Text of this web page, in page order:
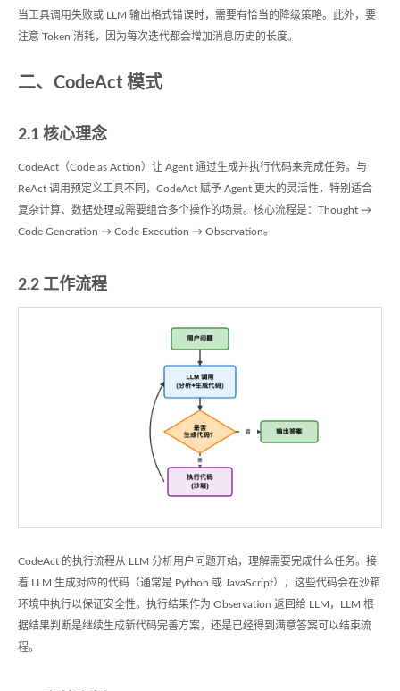
当工具调用失败或 LLM 输出格式错误时，需要有恰当的降级策略。此外，要
注意 Token 消耗，因为每次迭代都会增加消息历史的长度。
二、CodeAct 模式
2.1 核心理念
CodeAct（Code as Action）让 Agent 通过生成并执行代码来完成任务。与
ReAct 调用预定义工具不同，CodeAct 赋予 Agent 更大的灵活性，特别适合
复杂计算、数据处理或需要组合多个操作的场景。核心流程是：Thought →
Code Generation → Code Execution → Observation。
2.2 工作流程
CodeAct 的执行流程从 LLM 分析用户问题开始，理解需要完成什么任务。接
着 LLM 生成对应的代码（通常是 Python 或 JavaScript），这些代码会在沙箱
环境中执行以保证安全性。执行结果作为 Observation 返回给 LLM，LLM 根
据结果判断是继续生成新代码完善方案，还是已经得到满意答案可以结束流
程。